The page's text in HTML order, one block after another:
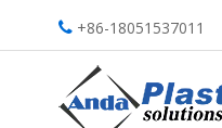
 +86-18051537011